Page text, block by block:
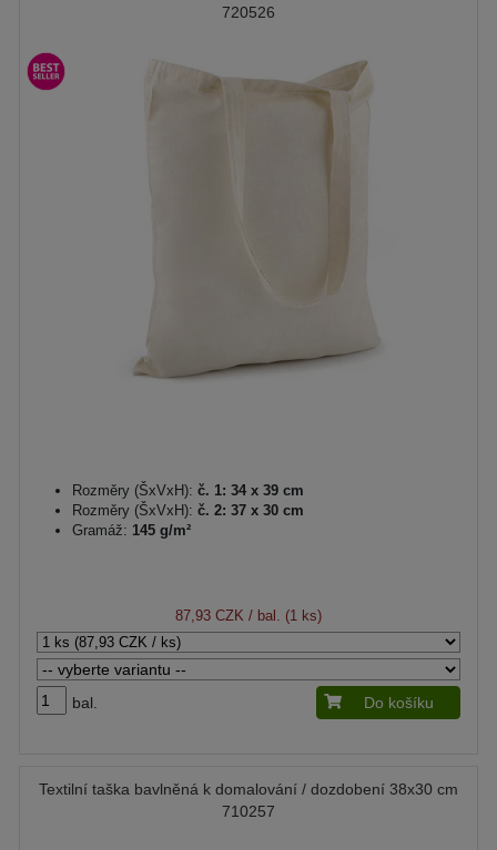
720526
Rozměry (ŠxVxH): č. 1: 34 x 39 cm
Rozměry (ŠxVxH): č. 2: 37 x 30 cm
Gramáž: 145 g/m²
87,93 CZK / bal. (1 ks)
bal. Do košíku
Textilní taška bavlněná k domalování / dozdobení 38x30 cm
710257